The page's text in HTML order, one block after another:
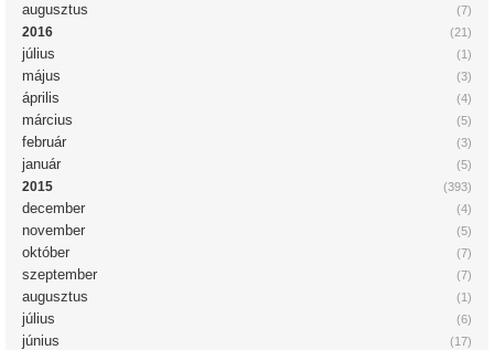
(7)
augusztus
(21)
2016
(1)
július
(3)
május
(4)
április
(5)
március
(3)
február
(5)
január
(393)
2015
(4)
december
(5)
november
(7)
október
(7)
szeptember
(1)
augusztus
(6)
július
(17)
június